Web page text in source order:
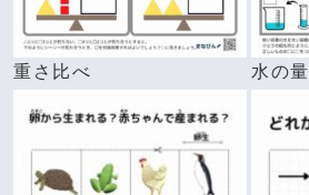
重さ比べ 水の量